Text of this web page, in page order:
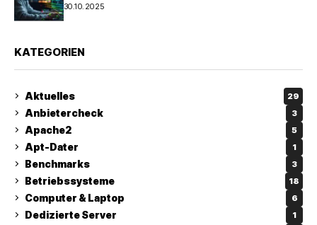
30.10.2025
KATEGORIEN
Aktuelles 29
Anbietercheck 3
Apache2 5
Apt-Dater 1
Benchmarks 3
Betriebssysteme 18
Computer & Laptop 6
Dedizierte Server 1